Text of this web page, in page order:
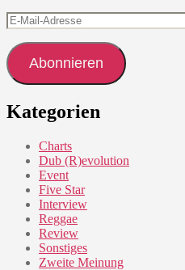
E-
Mail-
Adresse
Abonnieren
Kategorien
Charts
Dub (R)evolution
Event
Five Star
Interview
Reggae
Review
Sonstiges
Zweite Meinung